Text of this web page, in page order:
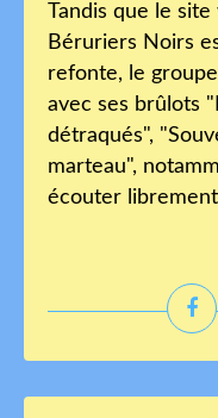
Tandis que le
Béruriers Noirs
refonte, le
avec ses brûlots
détraqués",
marteau",
écouter